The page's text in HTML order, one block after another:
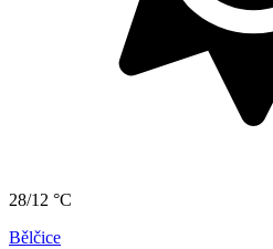
28/12 °C
Bělčice